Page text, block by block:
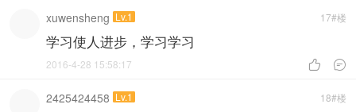
17#楼
xuwensheng Lv.1
学习使人进步，学习学习
 
2016-4-28 15:58:17
18#楼
2425424458 Lv.1